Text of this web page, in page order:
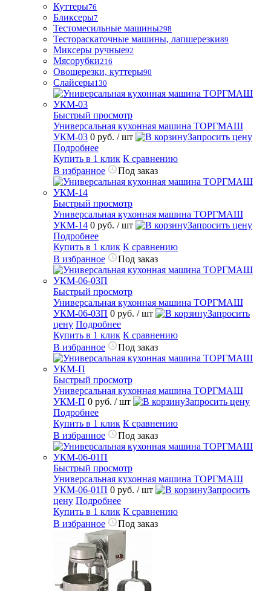
Куттеры76
Бликсеры7
Тестомесильные машины298
Тестораскаточные машины, лапшерезки89
Миксеры ручные92
Мясорубки216
Овощерезки, куттеры90
Слайсеры130
Быстрый просмотр
Универсальная кухонная машина ТОРГМАШ
УКМ-03 0 руб. / шт
Запросить цену
Подробнее
Купить в 1 клик К сравнению
В избранное
Под заказ
Быстрый просмотр
Универсальная кухонная машина ТОРГМАШ
УКМ-14 0 руб. / шт
Запросить цену
Подробнее
Купить в 1 клик К сравнению
В избранное
Под заказ
Быстрый просмотр
Универсальная кухонная машина ТОРГМАШ
УКМ-06-03П 0 руб. / шт
Запросить
цену Подробнее
Купить в 1 клик К сравнению
В избранное
Под заказ
Быстрый просмотр
Универсальная кухонная машина ТОРГМАШ
УКМ-П 0 руб. / шт
Запросить цену
Подробнее
Купить в 1 клик К сравнению
В избранное
Под заказ
Быстрый просмотр
Универсальная кухонная машина ТОРГМАШ
УКМ-06-01П 0 руб. / шт
Запросить
цену Подробнее
Купить в 1 клик К сравнению
В избранное
Под заказ